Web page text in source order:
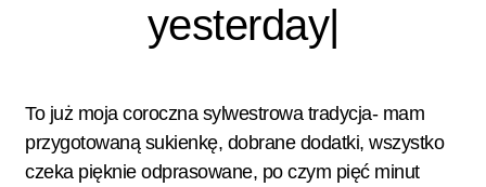
yesterday|
To już moja coroczna sylwestrowa tradycja- mam
przygotowaną sukienkę, dobrane dodatki, wszystko
czeka pięknie odprasowane, po czym pięć minut